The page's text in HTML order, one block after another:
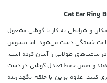
و شرایطی به کار با گوشی مشغول
باعث خستگی دست می‌شود. اما بیسوس
ساعت‌های طولانی را آسان کرده است.
دهند و ضمن حفظ تعادل گوشی در دست
علاوه براین با حلقه نگهدارنده